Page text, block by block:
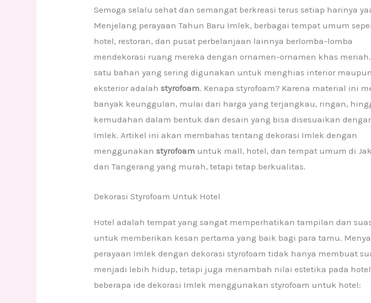
Semoga selalu sehat dan semangat berkreasi terus setiap harinya
Menjelang perayaan Tahun Baru Imlek, berbagai tempat umum
hotel, restoran, dan pusat perbelanjaan lainnya berlomba-lomba
mendekorasi ruang mereka dengan ornamen-ornamen khas
satu bahan yang sering digunakan untuk menghias interior maupun
eksterior adalahstyrofoam. Kenapa styrofoam? Karena material ini
banyak keunggulan, mulai dari harga yang terjangkau, ringan,
kemudahan dalam bentuk dan desain yang bisa disesuaikan
Imlek. Artikel ini akan membahas tentang dekorasi Imlek dengan
menggunakanstyrofoam untuk mall, hotel, dan tempat umum di
dan Tangerang yang murah, tetapi tetap berkualitas.
Dekorasi Styrofoam Untuk Hotel
Hotel adalah tempat yang sangat memperhatikan tampilan dan
untuk memberikan kesan pertama yang baik bagi para tamu.
perayaan Imlek dengan dekorasi styrofoam tidak hanya membuat
menjadi lebih hidup, tetapi juga menambah nilai estetika pada
beberapa ide dekorasi Imlek menggunakan styrofoam untuk hotel: